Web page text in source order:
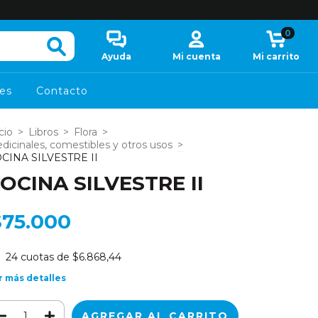
Ayuda Mi cuenta Mi carrito
0
Contacto
> Libros > Flora >
comestibles y otros usos >
SILVESTRE II
SILVESTRE II
24 cuotas de $6.868,44
más detalles